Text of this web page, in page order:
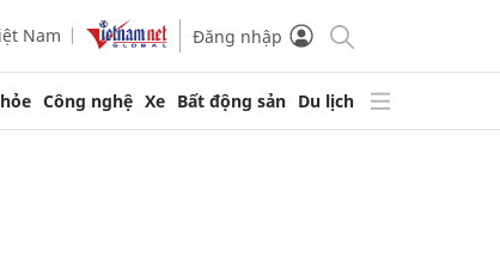
Nam Đăng nhập
Công nghệ Xe Bất động sản Du lịch